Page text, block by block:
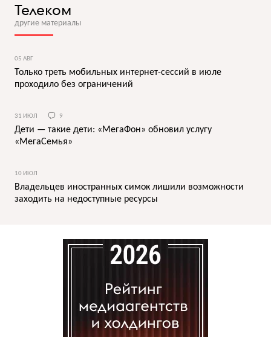
Телеком
другие материалы
05 АВГ
Только треть мобильных интернет-сессий в июле
проходило без ограничений
31 ИЮЛ 9
Дети — такие дети: «МегаФон» обновил услугу
«МегаСемья»
10 ИЮЛ
Владельцев иностранных симок лишили возможности
заходить на недоступные ресурсы